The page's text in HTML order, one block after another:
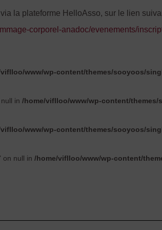
via la plateforme HelloAsso, sur le lien
corporel-anadoc/evenements/
www/wp-content/themes/sooyoos/
in /home/viflloo/www/wp-content/
www/wp-content/themes/sooyoos/
on null in /home/viflloo/www/wp-content/